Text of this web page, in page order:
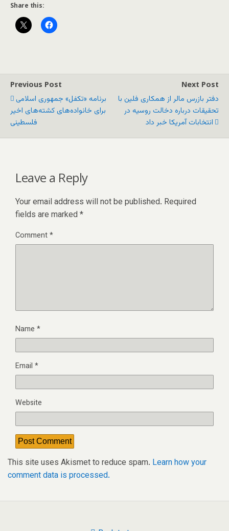
Share this:
Previous Post
برنامه «تکفل» جمهوری اسلامی
برای خانواده‌های کشته‌های اخیر
فلسطینی
Next Post
دفتر بازرس مالر از همکاری فلین با
تحقیقات درباره دخالت روسیه در
انتخابات آمریکا خبر داد
Leave a Reply
Your email address will not be published. Required
fields are marked *
Comment*
Name *
Email *
Website
This site uses Akismet to reduce spam. Learn how your
comment data is processed.